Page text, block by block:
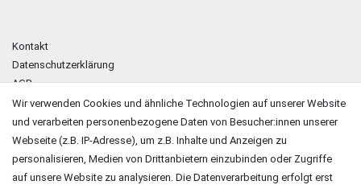
Kontakt
Datenschutzerklärung
AGB
Impressum
ZAHLUNGSARTEN
Wir verwenden Cookies und ähnliche Technologien auf unserer Website
und verarbeiten personenbezogene Daten von Besucher:innen unserer
Webseite (z.B. IP-Adresse), um z.B. Inhalte und Anzeigen zu
personalisieren, Medien von Drittanbietern einzubinden oder Zugriffe
auf unsere Website zu analysieren. Die Datenverarbeitung erfolgt erst